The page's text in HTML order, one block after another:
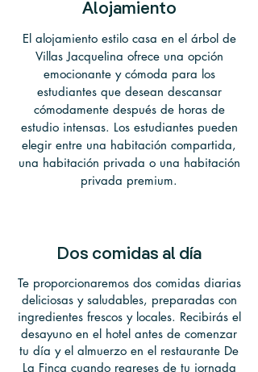
Alojamiento
El alojamiento estilo casa en el árbol de
Villas Jacquelina ofrece una opción
emocionante y cómoda para los
estudiantes que desean descansar
cómodamente después de horas de
estudio intensas. Los estudiantes pueden
elegir entre una habitación compartida,
una habitación privada o una habitación
privada premium.
Dos comidas al día
Te proporcionaremos dos comidas diarias
deliciosas y saludables, preparadas con
ingredientes frescos y locales. Recibirás el
desayuno en el hotel antes de comenzar
tu día y el almuerzo en el restaurante De
La Finca cuando regreses de tu jornada